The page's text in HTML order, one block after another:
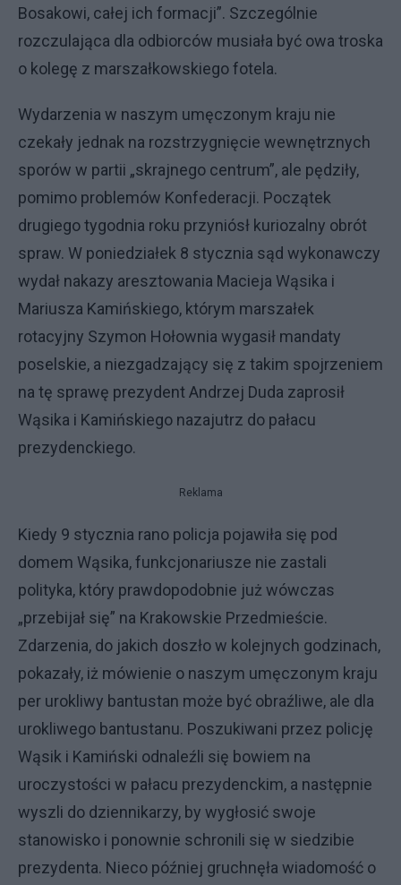
Bosakowi, całej ich formacji”. Szczególnie
rozczulająca dla odbiorców musiała być owa troska
o kolegę z marszałkowskiego fotela.
Wydarzenia w naszym umęczonym kraju nie
czekały jednak na rozstrzygnięcie wewnętrznych
sporów w partii „skrajnego centrum”, ale pędziły,
pomimo problemów Konfederacji. Początek
drugiego tygodnia roku przyniósł kuriozalny obrót
spraw. W poniedziałek 8 stycznia sąd wykonawczy
wydał nakazy aresztowania Macieja Wąsika i
Mariusza Kamińskiego, którym marszałek
rotacyjny Szymon Hołownia wygasił mandaty
poselskie, a niezgadzający się z takim spojrzeniem
na tę sprawę prezydent Andrzej Duda zaprosił
Wąsika i Kamińskiego nazajutrz do pałacu
prezydenckiego.
Reklama
Kiedy 9 stycznia rano policja pojawiła się pod
domem Wąsika, funkcjonariusze nie zastali
polityka, który prawdopodobnie już wówczas
„przebijał się” na Krakowskie Przedmieście.
Zdarzenia, do jakich doszło w kolejnych godzinach,
pokazały, iż mówienie o naszym umęczonym kraju
per urokliwy bantustan może być obraźliwe, ale dla
urokliwego bantustanu. Poszukiwani przez policję
Wąsik i Kamiński odnaleźli się bowiem na
uroczystości w pałacu prezydenckim, a następnie
wyszli do dziennikarzy, by wygłosić swoje
stanowisko i ponownie schronili się w siedzibie
prezydenta. Nieco później gruchnęła wiadomość o